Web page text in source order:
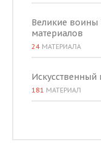
Великие воины
материалов
24 МАТЕРИАЛА
Искусственный
181 МАТЕРИАЛ